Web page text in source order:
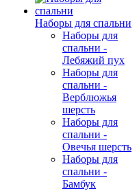
Наборы для спальни
Наборы для
спальни -
Лебяжий пух
Наборы для
спальни -
Верблюжья
шерсть
Наборы для
спальни -
Овечья шерсть
Наборы для
спальни -
Бамбук